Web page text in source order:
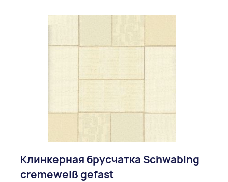
Клинкерная брусчатка Schwabing
cremeweiß gefast